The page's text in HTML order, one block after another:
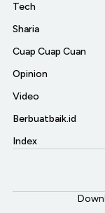
Tech
Sharia
Cuap Cuap Cuan
Opinion
Video
Berbuatbaik.id
Index